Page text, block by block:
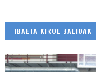
IBAETA KIROL BALIOAK